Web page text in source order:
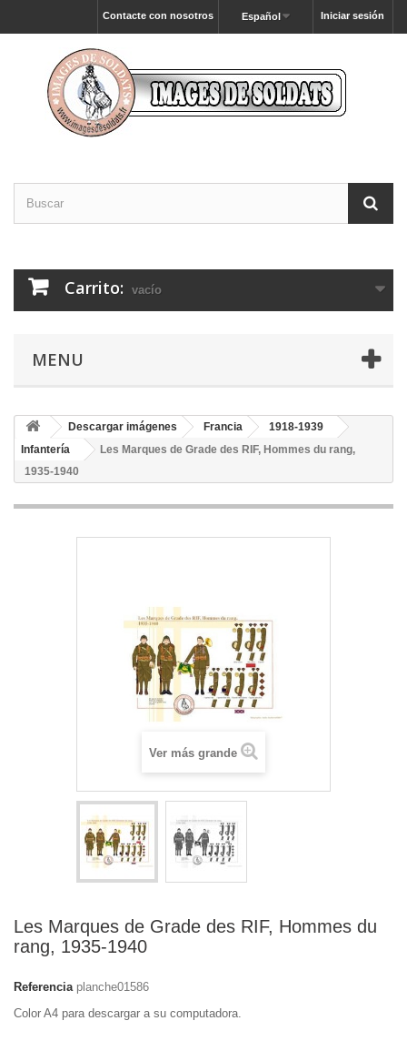
Iniciar sesión
Español
Contacte con nosotros
Carrito: vacío
MENU
Descargar imágenes Francia
1918-1939
Infantería
Les Marques de Grade des RIF, Hommes du rang,
1935-1940
Ver más grande
Les Marques de Grade des RIF, Hommes du
rang, 1935-1940
Referencia planche01586
Color A4 para descargar a su computadora.